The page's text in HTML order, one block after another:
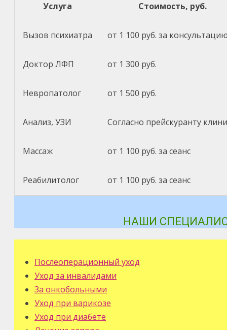
Услуга Стоимость, руб.
Вызов психиатра от 1 100 руб. за
Доктор ЛФП от 1 300 руб.
Невропатолог от 1 500 руб.
Анализ, УЗИ Согласно прейскуранту
Массаж от 1 100 руб. за сеанс
Реабилитолог от 1 100 руб. за сеанс
НАШИ
Послеоперационный уход
Уход за инвалидами
За онкобольными
Уход при варикозе
Уход при диабете